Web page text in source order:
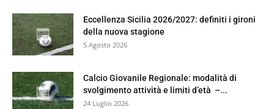
Eccellenza Sicilia 2026/2027: definiti i gironi
della nuova stagione
5 Agosto 2026
Calcio Giovanile Regionale: modalità di
svolgimento attività e limiti d’età –...
24 Luglio 2026